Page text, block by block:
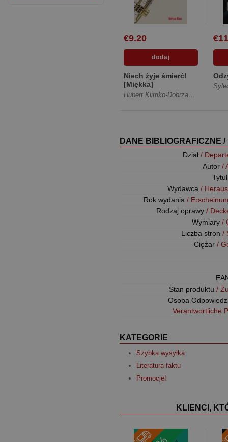
€9.20
Niech żyje śmierć!
[Miękka]
Hubert Klimko-Dobrzaniecki
DANE BIBLIOGRAFICZNE
Dział /
Autor /
Wydawca /
Rok wydania /
Rodzaj oprawy /
Wymiary /
Liczba stron /
Ciężar /
Stan produktu /
Osoba
Verantwortliche
KATEGORIE
Szybka wysyłka
Literatura faktu
Promocje!
KLIENCI,